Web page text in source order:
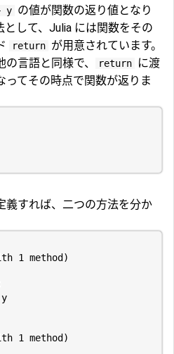
y の値が関数の返り値となり
として、Julia には関数をその
return が用意されています。
言語と同様で、
return
に渡
ってその時点で関数が返りま
義すれば、二つの方法を分か
1 method)
y
1 method)